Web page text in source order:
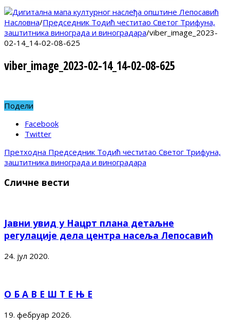
Насловна/Председник Тодић честитао Светог Трифуна,
заштитника винограда и виноградара/viber_image_2023-
02-14_14-02-08-625
viber_image_2023-02-14_14-02-08-625
Подели
Facebook
Twitter
Претходна Председник Тодић честитао Светог Трифуна,
заштитника винограда и виноградара
Сличне вести
Јавни увид у Нацрт плана детаљне
регулације дела центра насеља Лепосавић
24. јул 2020.
О Б А В Е Ш Т Е Њ Е
19. фебруар 2026.